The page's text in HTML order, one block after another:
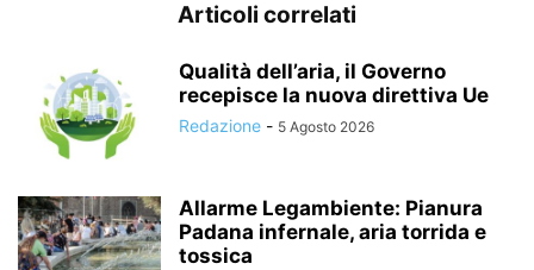
Articoli correlati
Qualità dell’aria, il Governo
recepisce la nuova direttiva Ue
Redazione - 5 Agosto 2026
Allarme Legambiente: Pianura
Padana infernale, aria torrida e
tossica